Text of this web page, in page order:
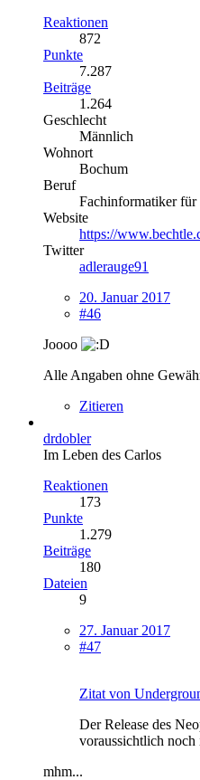
Reaktionen
872
Punkte
7.287
Beiträge
1.264
Geschlecht
Männlich
Wohnort
Bochum
Beruf
Fachinformatiker für
Website
https://
Twitter
adlerauge91
20. Januar 2017
#46
Joooo
Alle Angaben ohne
Zitieren
drdobler
Im Leben des Carlos
Reaktionen
173
Punkte
1.279
Beiträge
180
Dateien
9
27. Januar 2017
#47
Zitat von
Der Release des
voraussichtlich noch
mhm...